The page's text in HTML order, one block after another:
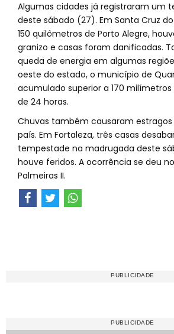
Algumas cidades já registraram um
deste sábado (27). Em Santa Cruz
150 quilômetros de Porto Alegre,
granizo e casas foram danificadas.
queda de energia em algumas
oeste do estado, o município de
acumulado superior a 170
de 24 horas.
Chuvas também causaram estragos
país. Em Fortaleza, três casas
tempestade na madrugada deste
houve feridos. A ocorrência se deu
Palmeiras II.